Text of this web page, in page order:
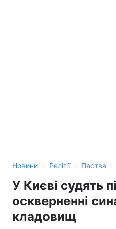
Новини › Релігії › Паства
У Києві судять
оскверненні
кладовищ